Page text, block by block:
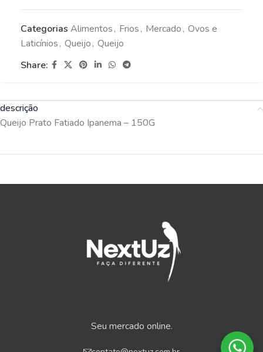
Categorias Alimentos, Frios, Mercado, Ovos e
Laticínios, Queijo, Queijo
Share:
descrição
Queijo Prato Fatiado Ipanema – 150G
Seu mercado online.